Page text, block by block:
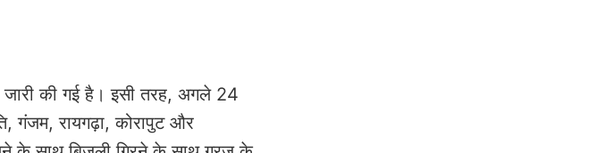
जारी की गई है। इसी तरह, अगले 24
गंजम, रायगढ़ा, कोरापुट और